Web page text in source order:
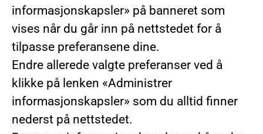
informasjonskapsler» på banneret som
vises når du går inn på nettstedet for å
tilpasse preferansene dine.
Endre allerede valgte preferanser ved å
klikke på lenken «Administrer
informasjonskapsler» som du alltid finner
nederst på nettstedet.